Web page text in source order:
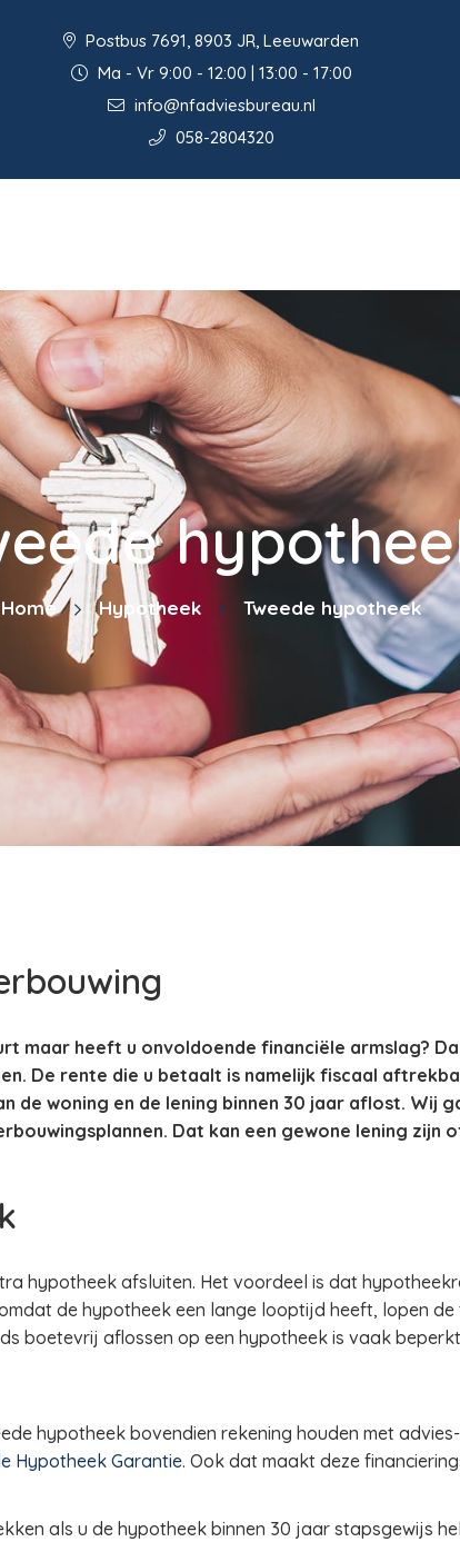
Postbus 7691, 8903 JR, Leeuwarden
Ma - Vr 9:00 - 12:00 | 13:00 - 17:00
info@nfadviesbureau.nl
058-2804320
Home Hypotheek Tweede hypotheek
maar heeft u onvoldoende financiële armslag?
De rente die u betaalt is namelijk fiscaal
de woning en de lening binnen 30 jaar aflost. Wij
Dat kan een gewone lening zijn
hypotheek afsluiten. Het voordeel is dat
de hypotheek een lange looptijd heeft, lopen
boetevrij aflossen op een hypotheek is vaak
hypotheek bovendien rekening houden met
Hypotheek Garantie. Ook dat maakt deze
als u de hypotheek binnen 30 jaar stapsgewijs